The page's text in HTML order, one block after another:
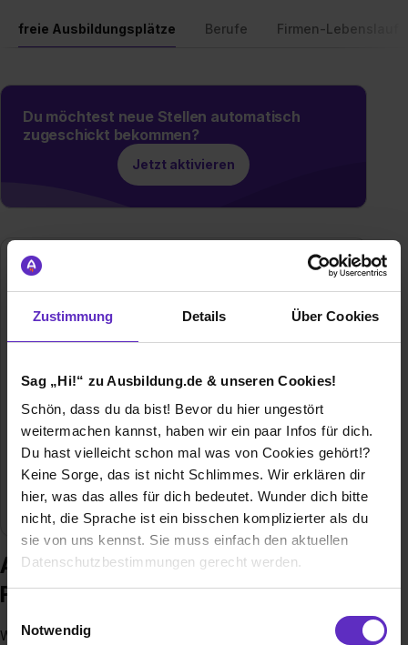
Zustimmung Details Über Cookies
Sag „Hi!“ zu Ausbildung.de & unseren Cookies!
Schön, dass du da bist! Bevor du hier ungestört
weitermachen kannst, haben wir ein paar Infos für dich.
Du hast vielleicht schon mal was von Cookies gehört!?
Keine Sorge, das ist nicht Schlimmes. Wir erklären dir
hier, was das alles für dich bedeutet. Wunder dich bitte
nicht, die Sprache ist ein bisschen komplizierter als du
sie von uns kennst. Sie muss einfach den aktuellen
Datenschutzbestimmungen gerecht werden.
Notwendig
freie Ausbildungsplätze Berufe Firmen-Lebenslauf
Du möchtest neue Stellen automatisch
zugeschickt bekommen?
Jetzt aktivieren
Zweygart Fachhandelsgruppe GmbH & Co.
KG
Erich-Kiefer-Straße 10-14
E-Mail anzeigen
Gründungsjahr 1874
Mitarbeiter 160
Branche Handel / Gewerbe, Vertrieb
Ausbildung bei Zweygart
Fachhandelsgruppe GmbH & Co. KG
Wir als Zweygart Fachhandelsgruppe GmbH & Co. KG sind